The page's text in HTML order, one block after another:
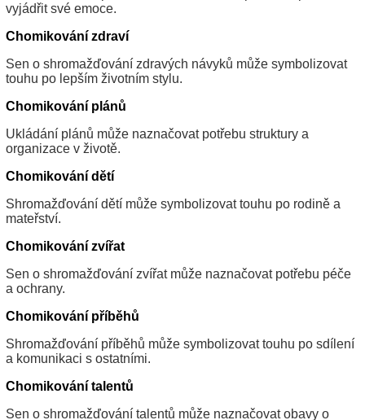
vyjádřit své emoce.
Chomikování zdraví
Sen o shromažďování zdravých návyků může symbolizovat
touhu po lepším životním stylu.
Chomikování plánů
Ukládání plánů může naznačovat potřebu struktury a
organizace v životě.
Chomikování dětí
Shromažďování dětí může symbolizovat touhu po rodině a
mateřství.
Chomikování zvířat
Sen o shromažďování zvířat může naznačovat potřebu péče
a ochrany.
Chomikování příběhů
Shromažďování příběhů může symbolizovat touhu po sdílení
a komunikaci s ostatními.
Chomikování talentů
Sen o shromažďování talentů může naznačovat obavy o